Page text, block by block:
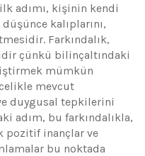
adımı, kişinin kendi
kalıplarını,
Farkındalık,
çünkü bilinçaltındaki
mümkün
mevcut
duygusal tepkilerini
adım, bu farkındalıkla,
pozitif inançlar ve
bu noktada